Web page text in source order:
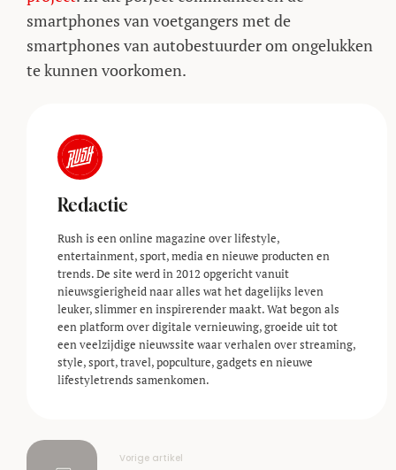
smartphones van voetgangers met de
smartphones van autobestuurder om ongelukken
te kunnen voorkomen.
Redactie
Rush is een online magazine over lifestyle,
entertainment, sport, media en nieuwe producten en
trends. De site werd in 2012 opgericht vanuit
nieuwsgierigheid naar alles wat het dagelijks leven
leuker, slimmer en inspirerender maakt. Wat begon als
een platform over digitale vernieuwing, groeide uit tot
een veelzijdige nieuwssite waar verhalen over streaming,
style, sport, travel, popculture, gadgets en nieuwe
lifestyle­trends samenkomen.
Vorige artikel